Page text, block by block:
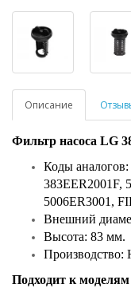
Описание
Фильтр насоса LG
Коды
383EER2001F,
5006ER3001,
Внешний
Высота: 83 мм.
Подходит к